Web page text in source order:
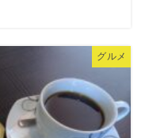
グルメ